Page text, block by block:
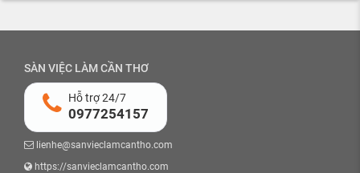
SÀN VIỆC LÀM CẦN THƠ
Hỗ trợ 24/7
0977254157
lienhe@sanvieclamcantho.com
https://sanvieclamcantho.com